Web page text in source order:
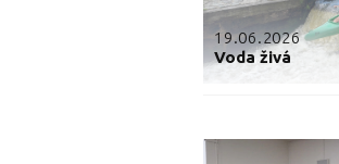
19.06.2026
Voda živá